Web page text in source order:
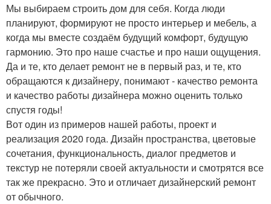
Мы выбираем строить дом для себя. Когда люди
планируют, формируют не просто интерьер и мебель, а
когда мы вместе создаём будущий комфорт, будущую
гармонию. Это про наше счастье и про наши ощущения.
Да и те, кто делает ремонт не в первый раз, и те, кто
обращаются к дизайнеру, понимают - качество ремонта
и качество работы дизайнера можно оценить только
спустя годы!
Вот один из примеров нашей работы, проект и
реализация 2020 года. Дизайн пространства, цветовые
сочетания, функциональность, диалог предметов и
текстур не потеряли своей актуальности и смотрятся все
так же прекрасно. Это и отличает дизайнерский ремонт
от обычного.